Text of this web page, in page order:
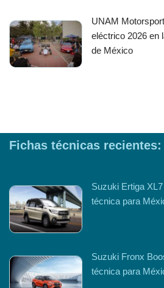
UNAM
eléctrico 2026 en
de México
Fichas técnicas recientes:
Suzuki Ertiga
técnica para
Suzuki Fronx
técnica para